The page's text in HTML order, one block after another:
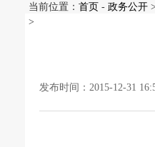
当前位置： 首页 - 政务公开 >
>
发布时间：2015-12-31